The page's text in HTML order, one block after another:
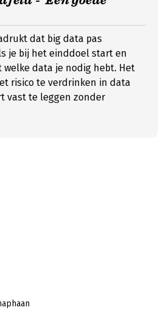
dat big data pas
je bij het einddoel start en
data je nodig hebt. Het
risico te verdrinken in data
vast te leggen zonder